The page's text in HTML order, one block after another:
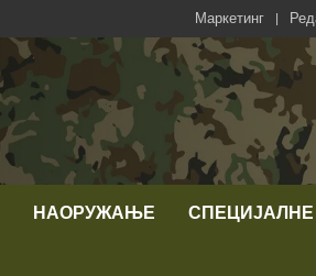
Маркетинг
НАОРУЖАЊЕ